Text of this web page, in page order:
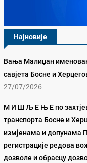
Најновије
Вања Малиџан
савјета Босне и
27/07/2026
М И Ш Љ Е Њ Е по
транспорта Босне и
измјенама и допунама
регистрације редова
дозволе и обрасцу